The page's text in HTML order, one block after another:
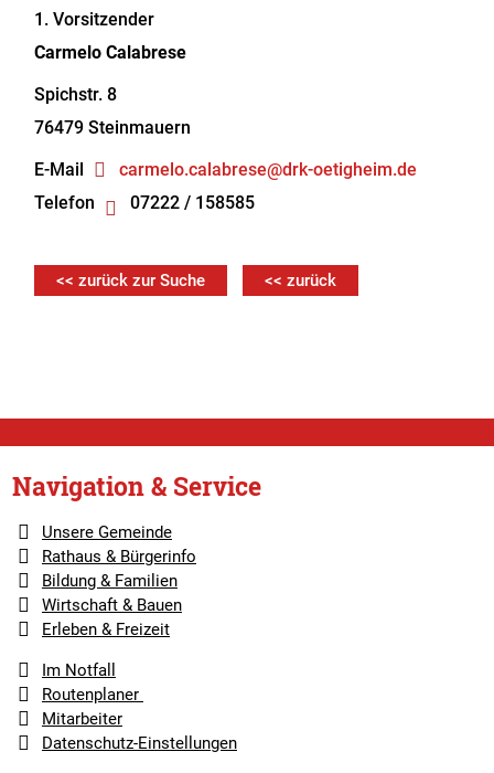
1. Vorsitzender
Carmelo Calabrese
Spichstr. 8
76479 Steinmauern
E-Mail
carmelo.calabrese@drk-oetigheim.de
Telefon
07222 / 158585
<< zurück zur Suche << zurück
Navigation & Service
Unsere Gemeinde
Rathaus & Bürgerinfo
Bildung & Familien
Wirtschaft & Bauen
Erleben & Freizeit
Im Notfall
Routenplaner
Mitarbeiter
Datenschutz-Einstellungen